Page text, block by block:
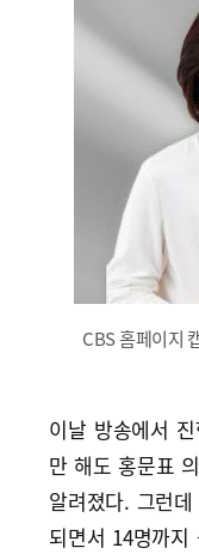
CBS 홈페이지
이날 방송에서
만 해도 홍문표
알려졌다. 그런
되면서 14명까